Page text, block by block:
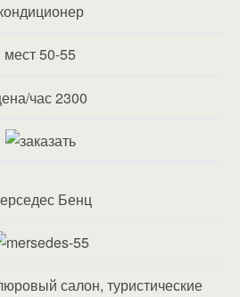
мест 50-55
час 2300
Бенц
салон, туристические